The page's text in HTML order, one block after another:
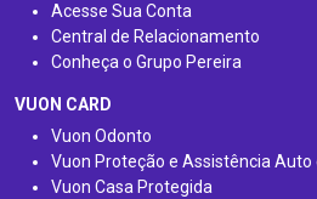
Acesse Sua Conta
Central de Relacionamento
Conheça o Grupo Pereira
VUON CARD
Vuon Odonto
Vuon Proteção e Assistência Auto
Vuon Casa Protegida